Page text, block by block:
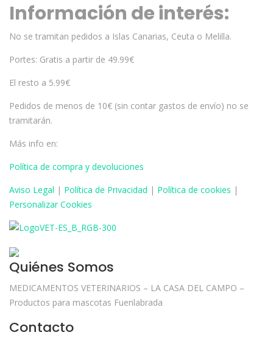
Información de interés:
No se tramitan pedidos a Islas Canarias, Ceuta o Melilla.
Portes: Gratis a partir de 49.99€
El resto a 5.99€
Pedidos de menos de 10€ (sin contar gastos de envío) no se
tramitarán.
Más info en:
Política de compra y devoluciones
Aviso Legal | Política de Privacidad | Política de cookies |
Personalizar Cookies
Quiénes Somos
MEDICAMENTOS VETERINARIOS – LA CASA DEL CAMPO –
Productos para mascotas Fuenlabrada
Contacto